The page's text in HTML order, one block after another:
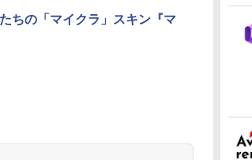
ちの「マイクラ」スキン『マ